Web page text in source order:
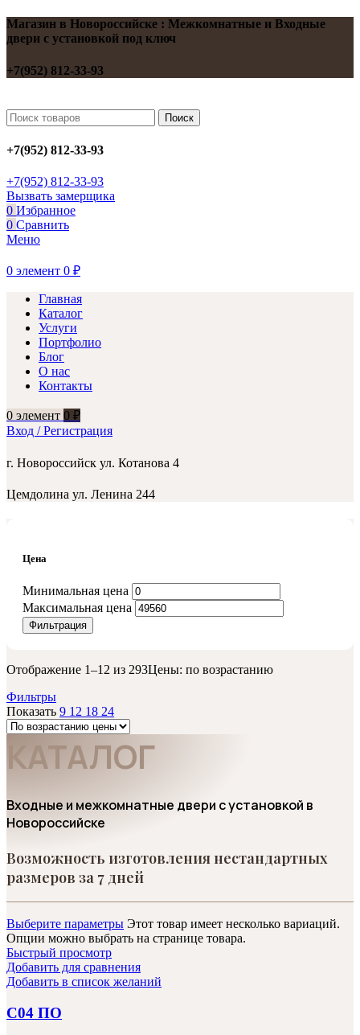
Магазин в Новороссийске : Межкомнатные и Входные
двери с установкой под ключ
+7(952) 812-33-93
Поиск
+7(952) 812-33-93
+7(952) 812-33-93
Вызвать замерщика
0 Избранное
0 Сравнить
Меню
0 элемент 0 ₽
Главная
Каталог
Услуги
Портфолио
Блог
О нас
Контакты
0 элемент 0 ₽
Вход / Регистрация
г. Новороссийск ул. Котанова 4
Цемдолина ул. Ленина 244
Цена
Минимальная цена
Максимальная цена
Фильтрация
Отображение 1–12 из 293Цены: по возрастанию
Фильтры
Показать 9 12 18 24
КАТАЛОГ
Входные и межкомнатные двери с установкой в
Новороссийске
Возможность изготовления нестандартных
размеров за 7 дней
Выберите параметры Этот товар имеет несколько вариаций.
Опции можно выбрать на странице товара.
Быстрый просмотр
Добавить для сравнения
Добавить в список желаний
С04 ПО